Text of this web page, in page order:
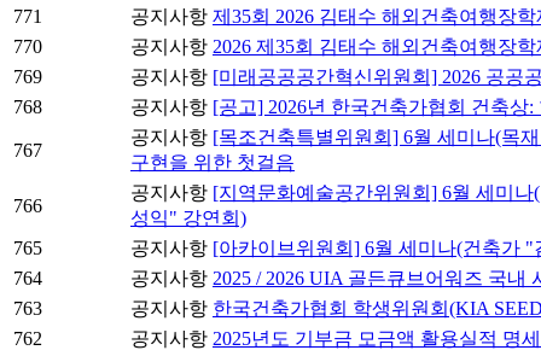
771
공지사항 제35회 2026 김태수 해외건축여행장
770
공지사항 2026 제35회 김태수 해외건축여행장
769
공지사항 [미래공공공간혁신위원회] 2026 공공
768
공지사항 [공고] 2026년 한국건축가협회 건축
767
공지사항 [목조건축특별위원회] 6월 세미나(목
구현을 위한 첫걸음
766
공지사항 [지역문화예술공간위원회] 6월 세미
성익" 강연회)
765
공지사항 [아카이브위원회] 6월 세미나(건축가
764
공지사항 2025 / 2026 UIA 골든큐브어워즈 국내
763
공지사항 한국건축가협회 학생위원회(KIA
762
공지사항 2025년도 기부금 모금액 활용실적 명